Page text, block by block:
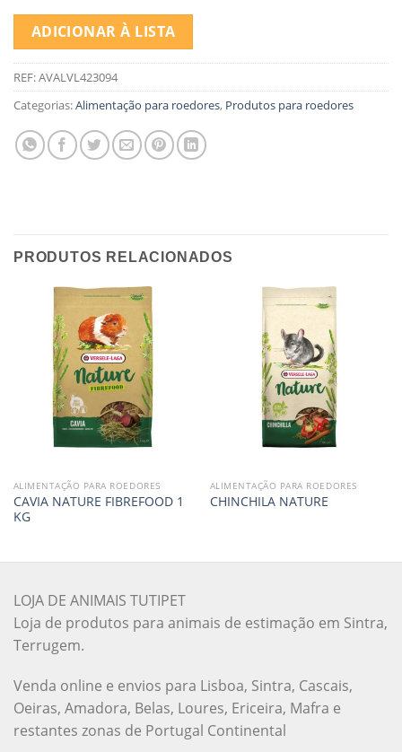
ADICIONAR À LISTA
REF:AVALVL423094
Categorias:Alimentação para roedores, Produtos para roedores
PRODUTOS RELACIONADOS
ALIMENTAÇÃO PARA ROEDORES
CAVIA NATURE FIBREFOOD 1
KG
ALIMENTAÇÃO PARA ROEDORES
CHINCHILA NATURE
LOJA DE ANIMAIS TUTIPET
Loja de produtos para animais de estimação em Sintra,
Terrugem.
Venda online e envios para Lisboa, Sintra, Cascais,
Oeiras, Amadora, Belas, Loures, Ericeira, Mafra e
restantes zonas de Portugal Continental